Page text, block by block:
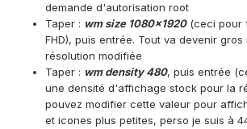
demande d'autorisation root
Taper : wm size 1080x1920(ceci pour
FHD), puis entrée. Tout va devenir
résolution modifiée
Taper : wm density 480, puis entrée
une densité d'affichage stock pour la
pouvez modifier cette valeur pour
et icones plus petites, perso je suis à